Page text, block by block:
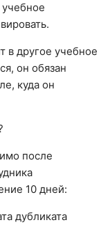
другое учебное
он обязан
куда он
после
10 дней:
дубликата